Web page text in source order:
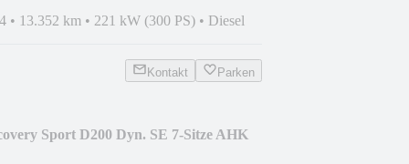
• 13.352 km • 221 kW (300 PS) • Diesel
Kontakt Parken
Sport D200 Dyn. SE 7-Sitze AHK